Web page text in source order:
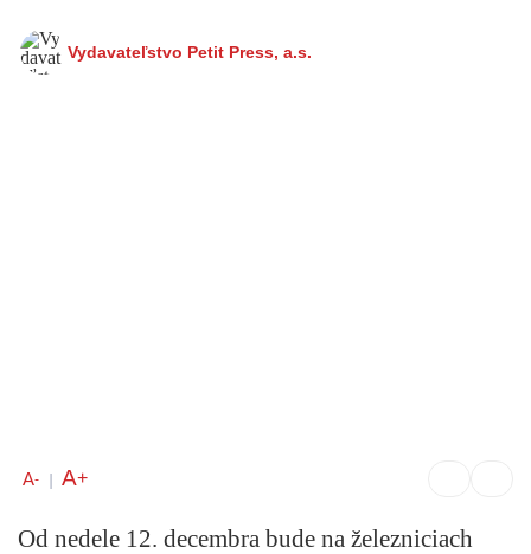
Vydavateľstvo Petit Press, a.s.
A- | A+
Od nedele 12. decembra bude na železniciach